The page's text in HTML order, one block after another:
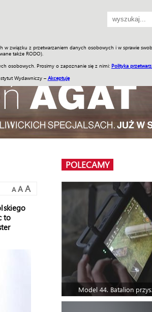
w związku z przetwarzaniem danych osobowych i w sprawie
także RODO).
osobowych. Prosimy o zapoznanie się z nimi: Polityka
Wydawniczy – Akceptuję
ENGLISH SKLEP Jednodniówki
A A A
to
POLECAMY
Model 44. Batalion